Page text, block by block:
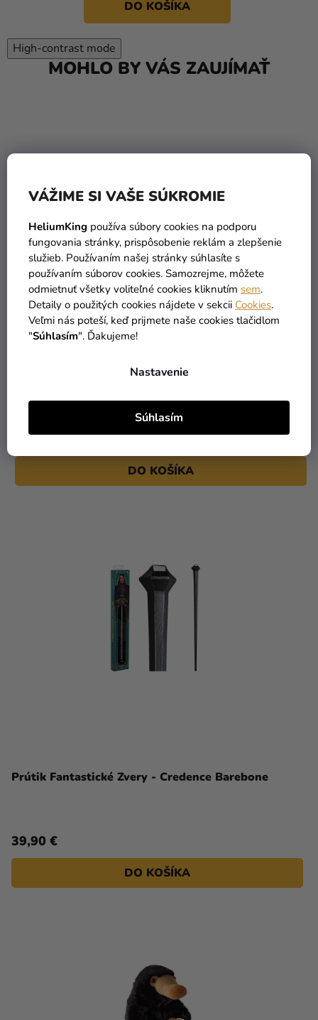
VÁŽIME SI VAŠE SÚKROMIE
HeliumKing používa súbory cookies na podporu
fungovania stránky, prispôsobenie reklám a zlepšenie
služieb. Používaním našej stránky súhlasíte s
používaním súborov cookies. Samozrejme, môžete
odmietnuť všetky voliteľné cookies kliknutím sem.
Detaily o použitých cookies nájdete v sekcii Cookies.
Veľmi nás poteší, keď prijmete naše cookies tlačidlom
"Súhlasím". Ďakujeme!
Nastavenie
Súhlasím
DO KOŠÍKA
High-contrast mode
MOHLO BY VÁS ZAUJÍMAŤ
Magické stvorenie Fantastické Zvery - Bowtruckle
46,99 €
DO KOŠÍKA
Prútik Fantastické Zvery - Credence Barebone
39,90 €
DO KOŠÍKA